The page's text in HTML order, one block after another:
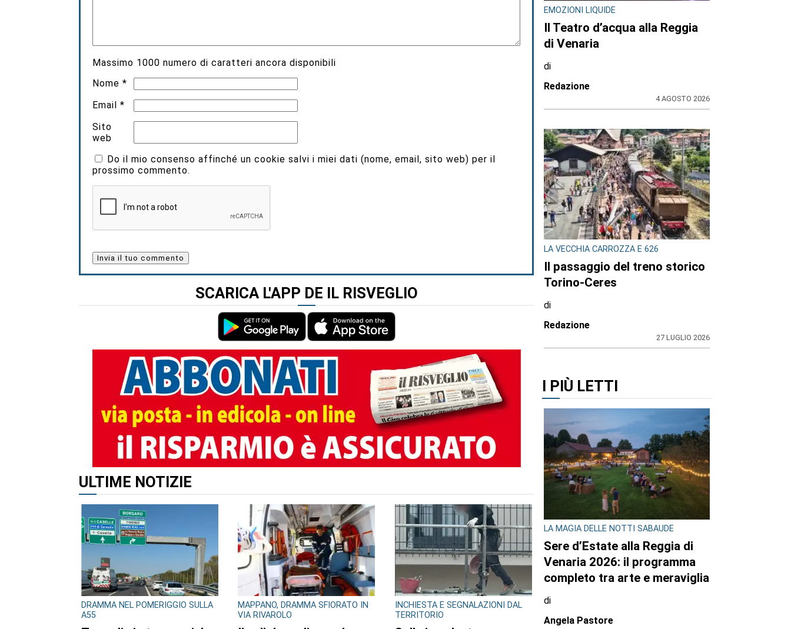
Massimo 1000 numero di caratteri ancora disponibili
Nome*
Email*
Sito
web
Do il mio consenso affinché un cookie salvi i miei dati (nome, email, sito web) per il
prossimo commento.
SCARICA L'APP DE IL RISVEGLIO
ALTRI ARTICOLI DI QUESTO AUTORE
ULTIME NOTIZIE
EMOZIONI LIQUIDE
Il Teatro d’acqua alla Reggia
di Venaria
di
Redazione
4 AGOSTO 2026
LA VECCHIA CARROZZA E 626
Il passaggio del treno storico
Torino-Ceres
di
Redazione
27 LUGLIO 2026
I PIÙ LETTI
LA MAGIA DELLE NOTTI SABAUDE
Sere d’Estate alla Reggia di
Venaria 2026: il programma
completo tra arte e meraviglia
di
Angela Pastore